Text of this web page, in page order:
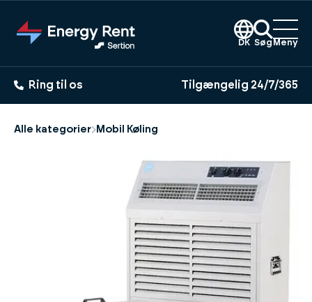
hovedindhold
DK Søg Meny
Ring til os Tilgængelig 24/7/365
Alle kategorier Mobil Køling